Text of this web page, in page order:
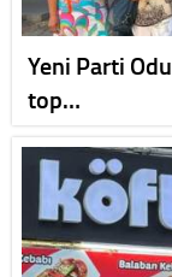
Yeni Parti
top…